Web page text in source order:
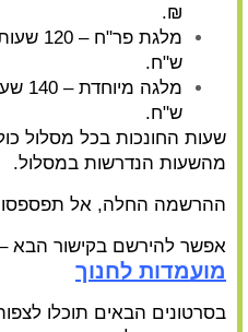
₪.
ש"ח.
ש"ח.
שעות החונכות בכל מסלול
מהשעות הנדרשות במסלול.
ההרשמה החלה, אל תפספסו
אפשר להירשם בקישור הבא
מועמדות לחנוך
בסרטונים הבאים תוכלו